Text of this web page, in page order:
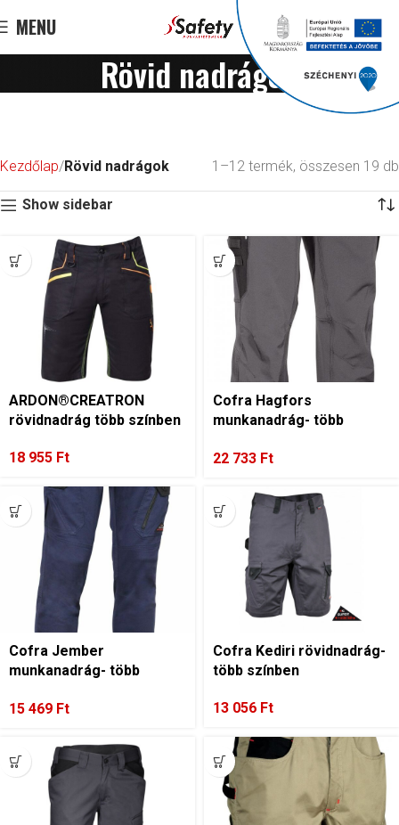
MENU 0
Rövid nadrágok
Kezdőlap Rövid nadrágok 1–12 termék, összesen 19 db
Show sidebar
ARDON®CREATRON
rövidnadrág több színben
18 955 Ft
Cofra Hagfors
munkanadrág- több
22 733 Ft
Cofra Jember
munkanadrág- több
15 469 Ft
Cofra Kediri rövidnadrág-
több színben
13 056 Ft